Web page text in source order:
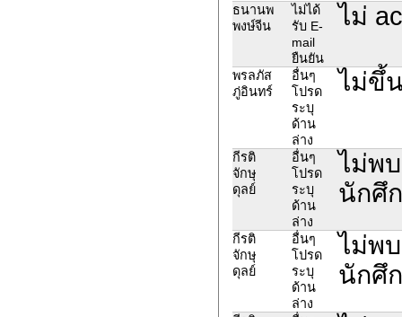
ธนานพ
พงษ์จีน
ไม่ได้
รับ E-
mail
ยืนยัน
ไม่
พรลภัส
ภู่อินทร์
อื่นๆ
โปรด
ระบุ
ด้าน
ล่าง
ไม่ขึ้
กีรติ
จักษุ
ดุลย์
อื่นๆ
โปรด
ระบุ
ด้าน
ล่าง
ไม่พ
นักศึ
กีรติ
จักษุ
ดุลย์
อื่นๆ
โปรด
ระบุ
ด้าน
ล่าง
ไม่พ
นักศึ